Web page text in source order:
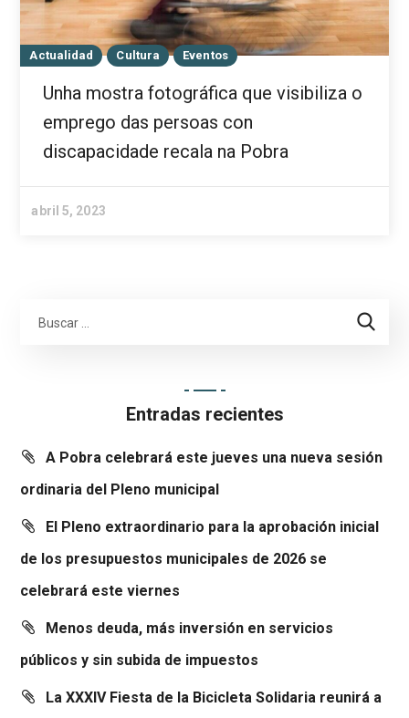
Actualidad Cultura Eventos
Unha mostra fotográfica que visibiliza o
emprego das persoas con
discapacidade recala na Pobra
abril 5, 2023
Entradas recientes
A Pobra celebrará este jueves una nueva sesión
ordinaria del Pleno municipal
El Pleno extraordinario para la aprobación inicial
de los presupuestos municipales de 2026 se
celebrará este viernes
Menos deuda, más inversión en servicios
públicos y sin subida de impuestos
La XXXIV Fiesta de la Bicicleta Solidaria reunirá a